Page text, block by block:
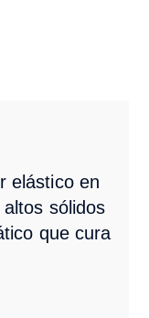
elástico en
sólidos
que cura